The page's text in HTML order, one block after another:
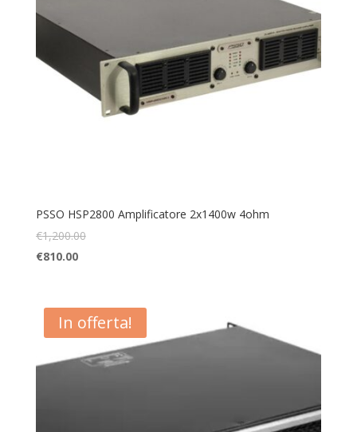
PSSO HSP2800 Amplificatore 2x1400w 4ohm
€1,200.00
€810.00
In offerta!